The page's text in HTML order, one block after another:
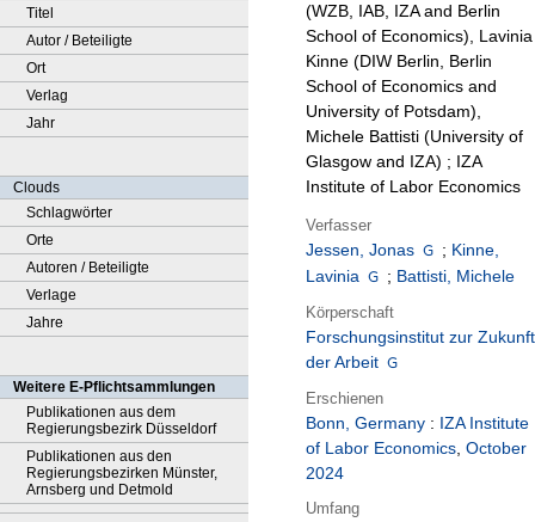
Titel
Autor / Beteiligte
Ort
Verlag
Jahr
Clouds
Schlagwörter
Orte
Autoren / Beteiligte
Verlage
Jahre
Weitere E-Pflichtsammlungen
Publikationen aus dem
Regierungsbezirk Düsseldorf
Publikationen aus den
Regierungsbezirken Münster,
Arnsberg und Detmold
(WZB, IAB, IZA and Berlin
School of Economics), Lavinia
Kinne (DIW Berlin, Berlin
School of Economics and
University of Potsdam),
Michele Battisti (University of
Glasgow and IZA) ; IZA
Institute of Labor Economics
Verfasser
Jessen, Jonas ; Kinne,
Lavinia
; Battisti, Michele
Körperschaft
Forschungsinstitut zur Zukunft
der Arbeit
Erschienen
Bonn, Germany : IZA Institute
of Labor Economics, October
2024
Umfang